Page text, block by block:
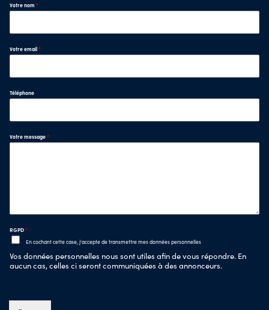
Votre nom *
Votre email*
Téléphone
Votre message*
RGPD*
En cochant cette case, j'accepte de transmettre mes données personnelles
Vos données personnelles nous sont utiles afin de vous répondre. En
aucun cas, celles ci seront communiquées à des annonceurs.